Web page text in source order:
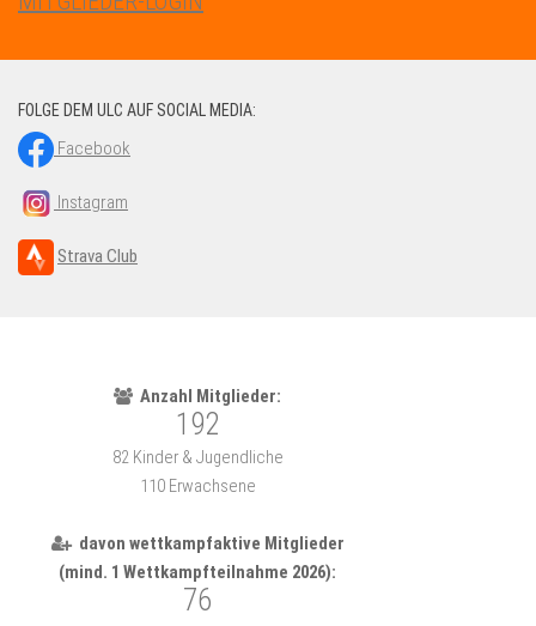
FOLGE DEM ULC AUF SOCIAL MEDIA:
Facebook
Instagram
Strava Club